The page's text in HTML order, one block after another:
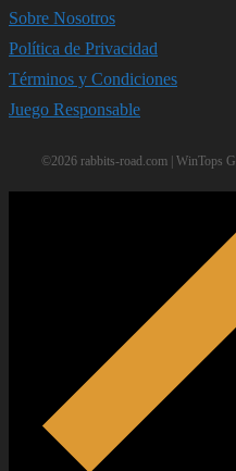
Sobre Nosotros
Política de Privacidad
Términos y Condiciones
Juego Responsable
©2026 rabbits-road.com | WinTops